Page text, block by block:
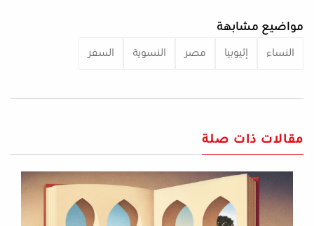
مواضيع مشابهة
النساء إثيوبيا مصر النسوية السفر
مقالات ذات صلة